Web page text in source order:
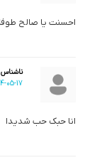
احسنت یا صالح
ناشناس
1404-05-17 در
انا حبك حب شديدا